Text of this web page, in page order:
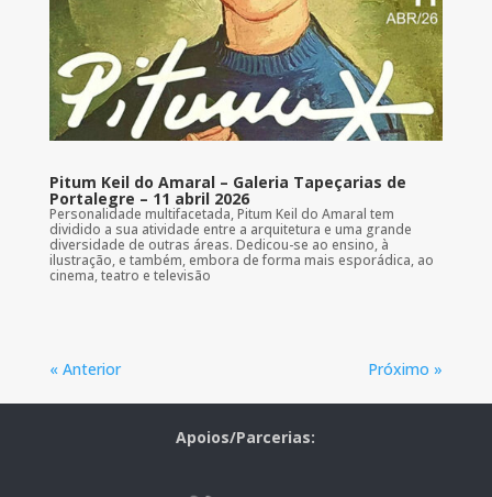
Pitum Keil do Amaral – Galeria Tapeçarias de
Portalegre – 11 abril 2026
Personalidade multifacetada, Pitum Keil do Amaral tem
dividido a sua atividade entre a arquitetura e uma grande
diversidade de outras áreas. Dedicou-se ao ensino, à
ilustração, e também, embora de forma mais esporádica, ao
cinema, teatro e televisão
« Anterior Próximo »
Apoios/Parcerias: